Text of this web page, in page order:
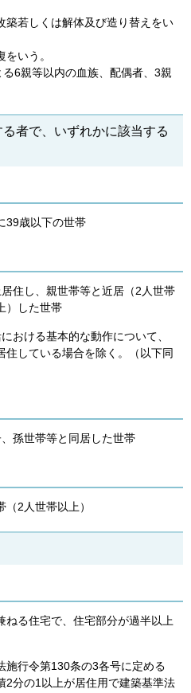
若しくは解体及び造り替えをい
いう。
6親等以内の血族、配偶者、3親
者で、いずれかに該当する
39歳以下の世帯
住し、親世帯等と近居（2人世帯
）した世帯
おける基本的な動作について、
している場合を除く。（以下同
孫世帯等と同居した世帯
2人世帯以上）
ねる住宅で、住宅部分が過半以上
行令第130条の3各号に定める
2分の1以上が居住用で建築基準法